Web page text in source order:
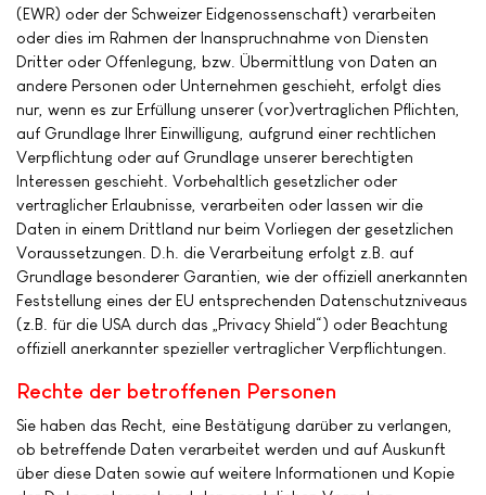
(EWR) oder der Schweizer Eidgenossenschaft) verarbeiten
oder dies im Rahmen der Inanspruchnahme von Diensten
Dritter oder Offenlegung, bzw. Übermittlung von Daten an
andere Personen oder Unternehmen geschieht, erfolgt dies
nur, wenn es zur Erfüllung unserer (vor)vertraglichen Pflichten,
auf Grundlage Ihrer Einwilligung, aufgrund einer rechtlichen
Verpflichtung oder auf Grundlage unserer berechtigten
Interessen geschieht. Vorbehaltlich gesetzlicher oder
vertraglicher Erlaubnisse, verarbeiten oder lassen wir die
Daten in einem Drittland nur beim Vorliegen der gesetzlichen
Voraussetzungen. D.h. die Verarbeitung erfolgt z.B. auf
Grundlage besonderer Garantien, wie der offiziell anerkannten
Feststellung eines der EU entsprechenden Datenschutzniveaus
(z.B. für die USA durch das „Privacy Shield“) oder Beachtung
offiziell anerkannter spezieller vertraglicher Verpflichtungen.
Rechte der betroffenen Personen
Sie haben das Recht, eine Bestätigung darüber zu verlangen,
ob betreffende Daten verarbeitet werden und auf Auskunft
über diese Daten sowie auf weitere Informationen und Kopie